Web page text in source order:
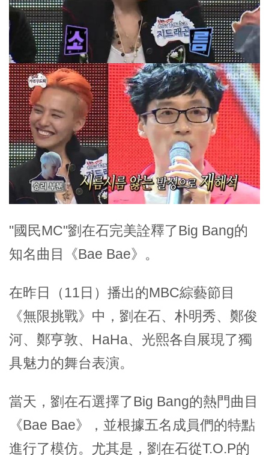
"國民MC"劉在石完美詮釋了Big Bang的
知名曲目《Bae Bae》。
在昨日（11日）播出的MBC綜藝節目
《無限挑戰》中，劉在石、朴明秀、鄭俊
河、鄭亨敦、HaHa、光熙各自展現了獨
具魅力的舞台表演。
當天，劉在石選擇了Big Bang的熱門曲目
《Bae Bae》，並根據五名成員們的特點
進行了模仿。尤其是，劉在石從T.O.P的